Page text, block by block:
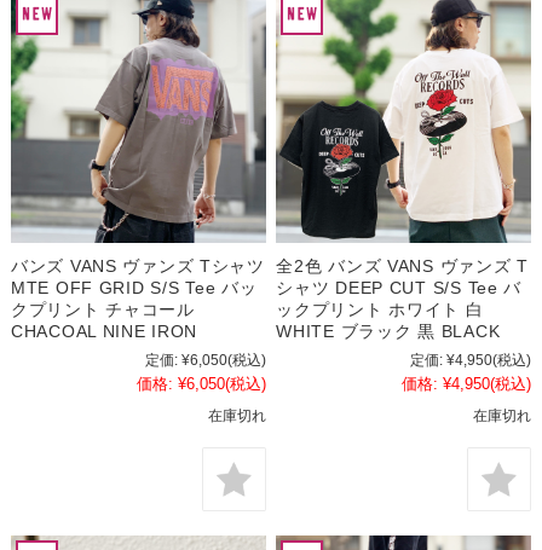
バンズ VANS ヴァンズ Tシャツ
MTE OFF GRID S/S Tee バッ
クプリント チャコール
CHACOAL NINE IRON
定価: ¥6,050(税込)
価格: ¥6,050(税込)
在庫切れ
全2色 バンズ VANS ヴァンズ T
シャツ DEEP CUT S/S Tee バ
ックプリント ホワイト 白
WHITE ブラック 黒 BLACK
定価: ¥4,950(税込)
価格: ¥4,950(税込)
在庫切れ